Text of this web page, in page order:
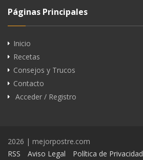
Páginas Principales
Inicio
Recetas
Consejos y Trucos
Contacto
Acceder / Registro
2026 | mejorpostre.com
RSS
Aviso Legal Política de Privacidad